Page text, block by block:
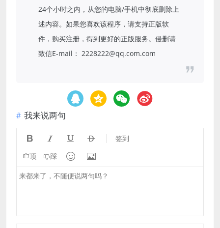
24个小时之内，从您的电脑/手机中彻底删除上
述内容。如果您喜欢该程序，请支持正版软
件，购买注册，得到更好的正版服务。侵删请
致信E-mail： 2228222@qq.com.com
我来说两句
    签到
顶 踩  